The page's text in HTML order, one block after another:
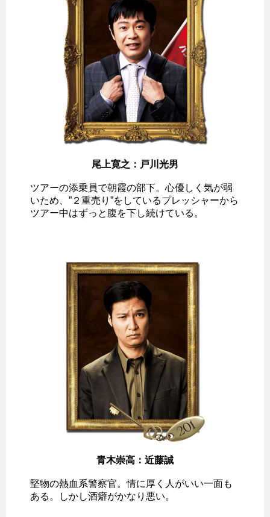
尾上寛之：戸川光男
ツアーの添乗員で朝霞の部下。心優しく気が弱
いため、”２重売り”をしているプレッシャーから
ツアー中はずっと腹を下し続けている。
青木崇高：近藤誠
堅物の熱血系警察官。情に厚く人がいい一面も
ある。しかし酒癖がかなり悪い。